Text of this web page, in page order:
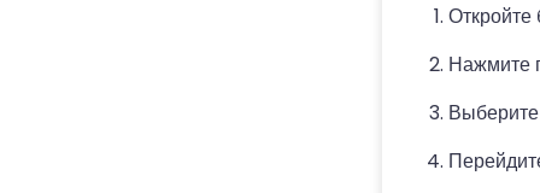
Откройте
Нажмите